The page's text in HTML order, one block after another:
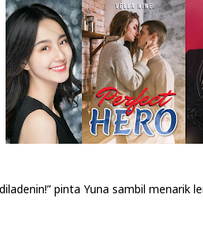
pinta Yuna sambil menarik